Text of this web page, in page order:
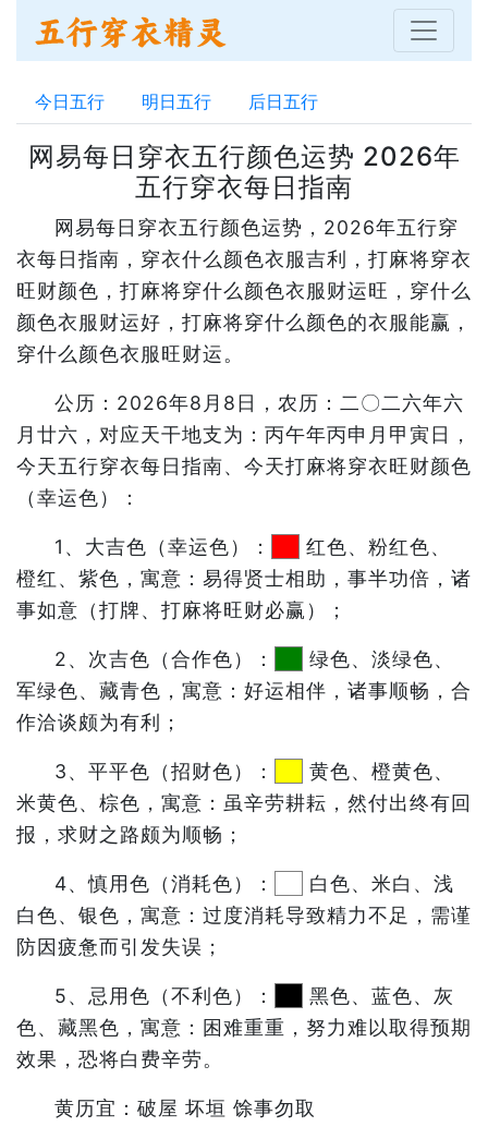
今日五行 明日五行 后日五行
网易每日穿衣五行颜色运势 2026年
五行穿衣每日指南
网易每日穿衣五行颜色运势，2026年五行穿
衣每日指南，穿衣什么颜色衣服吉利，打麻将穿衣
旺财颜色，打麻将穿什么颜色衣服财运旺，穿什么
颜色衣服财运好，打麻将穿什么颜色的衣服能赢，
穿什么颜色衣服旺财运。
公历：2026年8月8日，农历：二〇二六年六
月廿六，对应天干地支为：丙午年丙申月甲寅日，
今天五行穿衣每日指南、今天打麻将穿衣旺财颜色
（幸运色）：
1、大吉色（幸运色）：
红色、粉红色、
橙红、紫色，寓意：易得贤士相助，事半功倍，诸
事如意（打牌、打麻将旺财必赢）；
2、次吉色（合作色）：
绿色、淡绿色、
军绿色、藏青色，寓意：好运相伴，诸事顺畅，合
作洽谈颇为有利；
3、平平色（招财色）：
黄色、橙黄色、
米黄色、棕色，寓意：虽辛劳耕耘，然付出终有回
报，求财之路颇为顺畅；
4、慎用色（消耗色）：
白色、米白、浅
白色、银色，寓意：过度消耗导致精力不足，需谨
防因疲惫而引发失误；
5、忌用色（不利色）：
黑色、蓝色、灰
色、藏黑色，寓意：困难重重，努力难以取得预期
效果，恐将白费辛劳。
黄历宜：破屋 坏垣 馀事勿取